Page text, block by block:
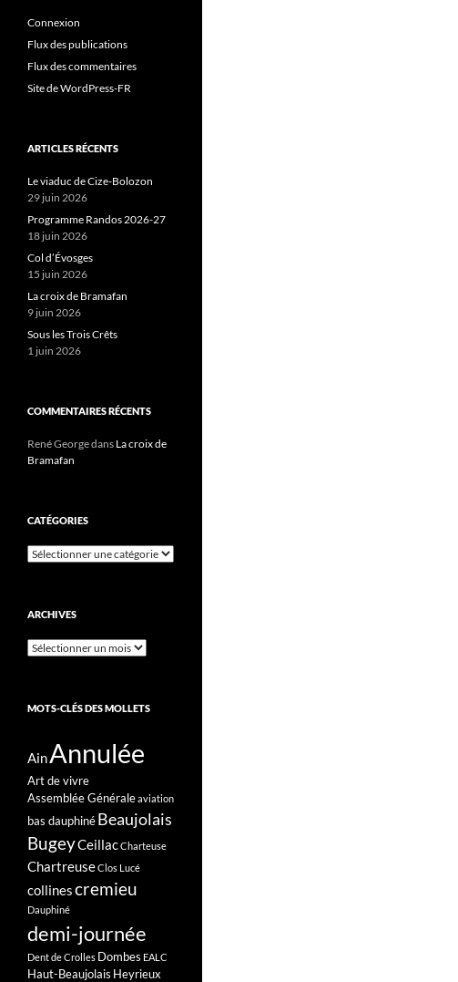
Connexion
Flux des publications
Flux des commentaires
Site de WordPress-FR
ARTICLES RÉCENTS
Le viaduc de Cize-Bolozon
29 juin 2026
Programme Randos 2026-27
18 juin 2026
Col d’Évosges
15 juin 2026
La croix de Bramafan
9 juin 2026
Sous les Trois Crêts
1 juin 2026
COMMENTAIRES RÉCENTS
René Georgedans La croix de
Bramafan
CATÉGORIES
Catégories
ARCHIVES
Archives
MOTS-CLÉS DES MOLLETS
AinAnnulée
Art de vivre
Assemblée Généraleaviation
bas dauphinéBeaujolais
BugeyCeillacCharteuse
ChartreuseClos Lucé
collinescremieu
Dauphiné
demi-journée
Dent de Crolles Dombes EALC
Haut-Beaujolais Heyrieux